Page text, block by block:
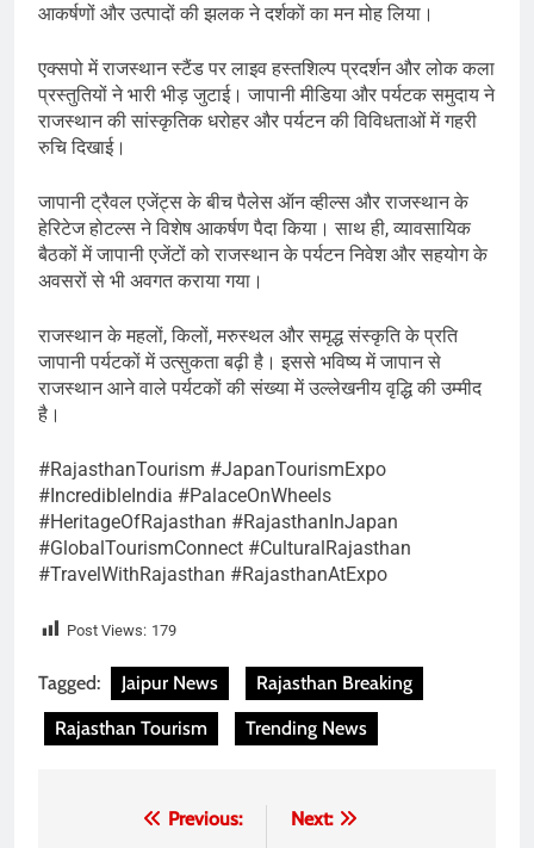
आकर्षणों और उत्पादों की झलक ने दर्शकों का मन मोह लिया।
एक्सपो में राजस्थान स्टैंड पर लाइव हस्तशिल्प प्रदर्शन और लोक कला
प्रस्तुतियों ने भारी भीड़ जुटाई। जापानी मीडिया और पर्यटक समुदाय ने
राजस्थान की सांस्कृतिक धरोहर और पर्यटन की विविधताओं में गहरी
रुचि दिखाई।
जापानी ट्रैवल एजेंट्स के बीच पैलेस ऑन व्हील्स और राजस्थान के
हेरिटेज होटल्स ने विशेष आकर्षण पैदा किया। साथ ही, व्यावसायिक
बैठकों में जापानी एजेंटों को राजस्थान के पर्यटन निवेश और सहयोग के
अवसरों से भी अवगत कराया गया।
राजस्थान के महलों, किलों, मरुस्थल और समृद्ध संस्कृति के प्रति
जापानी पर्यटकों में उत्सुकता बढ़ी है। इससे भविष्य में जापान से
राजस्थान आने वाले पर्यटकों की संख्या में उल्लेखनीय वृद्धि की उम्मीद
है।
#RajasthanTourism #JapanTourismExpo
#IncredibleIndia #PalaceOnWheels
#HeritageOfRajasthan #RajasthanInJapan
#GlobalTourismConnect #CulturalRajasthan
#TravelWithRajasthan #RajasthanAtExpo
Post Views: 179
Tagged: Jaipur News
Rajasthan Breaking
Rajasthan Tourism
Trending News
Previous:
Next: